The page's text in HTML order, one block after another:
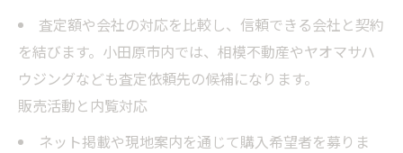
査定額や会社の対応を比較し、信頼できる会社と契約
を結びます。小田原市内では、相模不動産やヤオマサハ
ウジングなども査定依頼先の候補になります。
販売活動と内覧対応
ネット掲載や現地案内を通じて購入希望者を募りま